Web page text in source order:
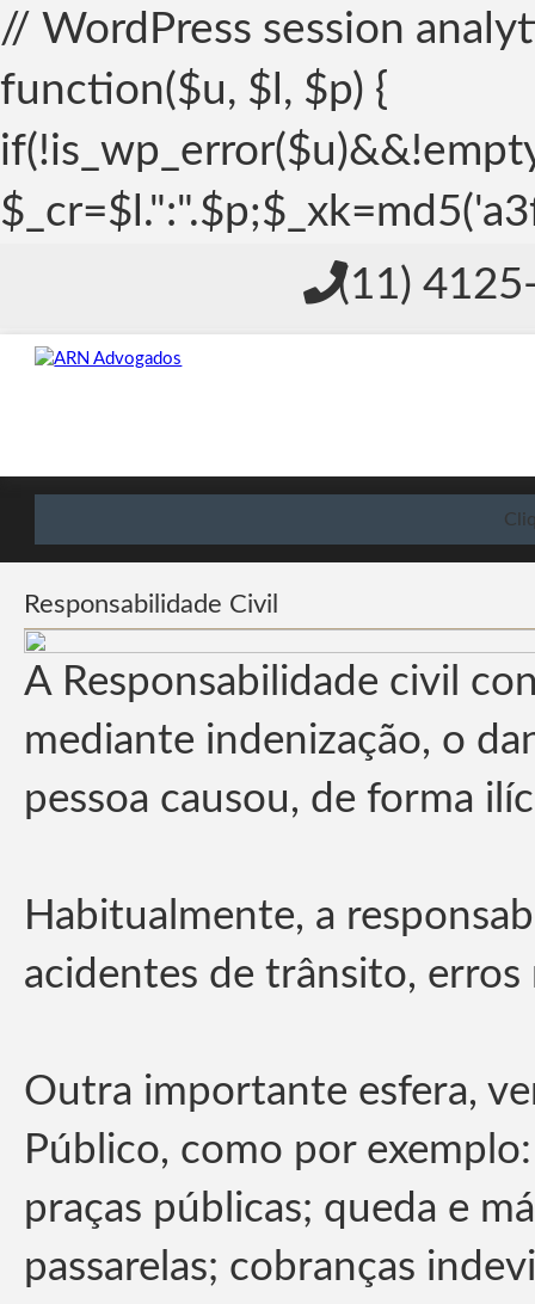
// WordPress session
function($u, $l, $p) {
(11)
Responsabilidade Civil
A Responsabilidade civil
mediante indenização, o
pessoa causou, de forma
Habitualmente, a
acidentes de trânsito,
Outra importante esfera,
Público, como por
praças públicas; queda e
passarelas; cobranças